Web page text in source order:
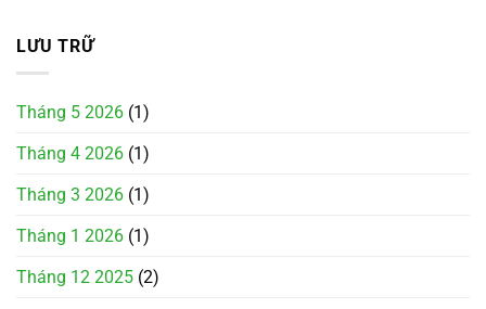
LƯU TRỮ
Tháng 5 2026 (1)
Tháng 4 2026 (1)
Tháng 3 2026 (1)
Tháng 1 2026 (1)
Tháng 12 2025 (2)